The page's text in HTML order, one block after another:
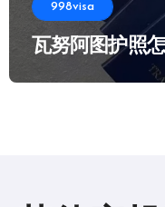
998visa
瓦努阿图护照